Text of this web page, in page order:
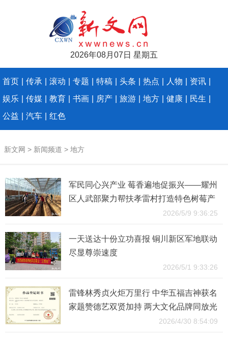
2026年08月07日 星期五
首页 传承 滚动 专题 特稿 头条 热点 人物 资讯
娱乐
传媒 教育 书画 房产 旅游 地方 健康 民生
公益
汽车 红色
新文网 > 新闻频道 > 地方
军民同心兴产业 莓香遍地促振兴——耀州
区人武部聚力帮扶孝雷村打造特色树莓产
2026/5/9 9:36:25
一天送达十份立功喜报 铜川新区军地联动
尽显尊崇速度
2026/5/1 9:33:26
雷锋林秀贞火炬万里行 中华五福吉神获名
家题赞德艺双贤加持 两大文化品牌同放光
2026/4/30 8:54:09